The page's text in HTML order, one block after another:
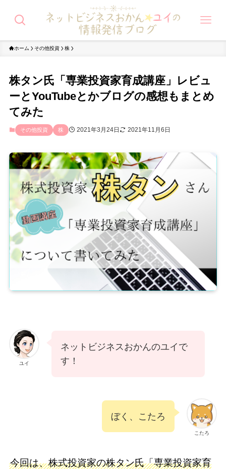
ホーム その他投資 株
株タン氏「専業投資家育成講座」レビュ
ーとYouTubeとかブログの感想もまとめ
てみた
その他投資 株 2021年3月24日 2021年11月6日
ユイ
ネットビジネスおかんのユイで
す！
こたろ
ぼく、こたろ
今回は、株式投資家の株タン氏「専業投資家育